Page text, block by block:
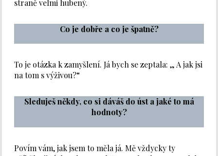
straně velmi hubený.
Co je dobře a co je špatně?
To je otázka k zamyšlení. Já bych se zeptala: „ A jak jsi
na tom s výživou?“
Sleduješ někdy, co si dáváš do úst a jaké to má
hodnoty?
Povím vám, jak jsem to měla já. Mě vždycky ty